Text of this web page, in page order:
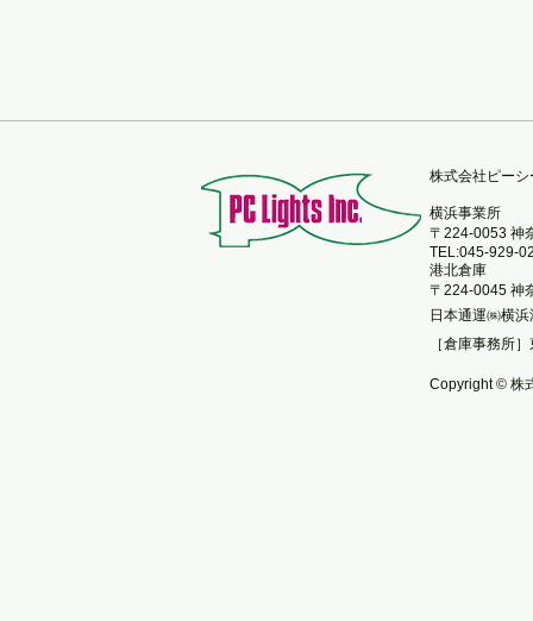
株式会社ピーシ
横浜事業所
〒224-0053 神
TEL:045-929-
港北倉庫
〒224-0045 神
日本通運㈱横
［倉庫事務所
Copyright © 株